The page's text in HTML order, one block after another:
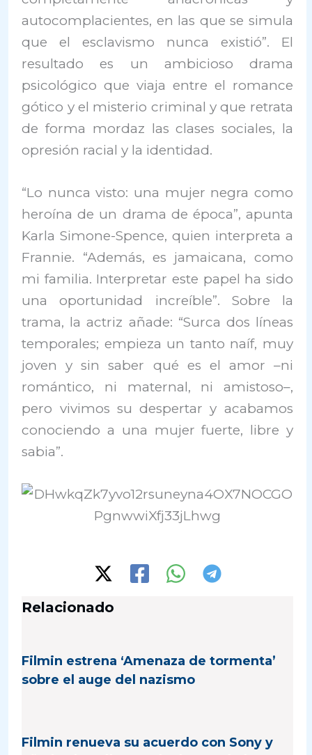
autocomplacientes, en las que se simula
que el esclavismo nunca existió”. El
resultado es un ambicioso drama
psicológico que viaja entre el romance
gótico y el misterio criminal y que retrata
de forma mordaz las clases sociales, la
opresión racial y la identidad.
“Lo nunca visto: una mujer negra como
heroína de un drama de época”, apunta
Karla Simone-Spence, quien interpreta a
Frannie. “Además, es jamaicana, como
mi familia. Interpretar este papel ha sido
una oportunidad increíble”. Sobre la
trama, la actriz añade: “Surca dos líneas
temporales; empieza un tanto naíf, muy
joven y sin saber qué es el amor –ni
romántico, ni maternal, ni amistoso–,
pero vivimos su despertar y acabamos
conociendo a una mujer fuerte, libre y
sabia”.
Relacionado
Filmin estrena ‘Amenaza de tormenta’
sobre el auge del nazismo
Filmin renueva su acuerdo con Sony y